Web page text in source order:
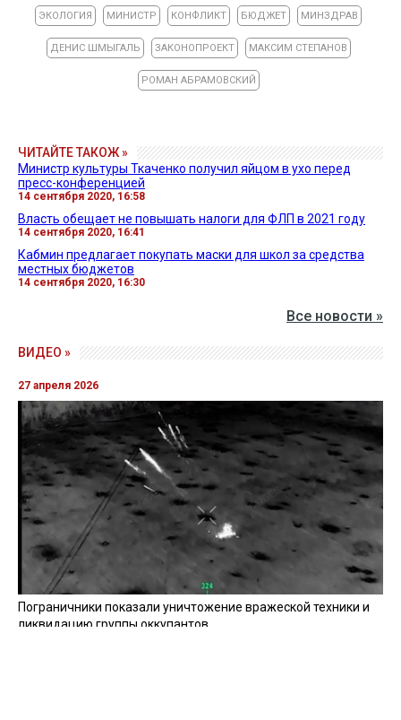
ЭКОЛОГИЯ МИНИСТР КОНФЛИКТ БЮДЖЕТ МИНЗДРАВ
ДЕНИС ШМЫГАЛЬ ЗАКОНОПРОЕКТ МАКСИМ СТЕПАНОВ
РОМАН АБРАМОВСКИЙ
ЧИТАЙТЕ ТАКОЖ »
Министр культуры Ткаченко получил яйцом в ухо перед
пресс-конференцией
14 сентября 2020, 16:58
Власть обещает не повышать налоги для ФЛП в 2021 году
14 сентября 2020, 16:41
Кабмин предлагает покупать маски для школ за средства
местных бюджетов
14 сентября 2020, 16:30
Все новости »
ВИДЕО »
27 апреля 2026
Пограничники показали уничтожение вражеской техники и
ликвидацию группы оккупантов